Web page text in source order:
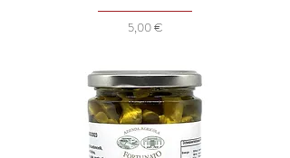
Prezzo
5,00 €